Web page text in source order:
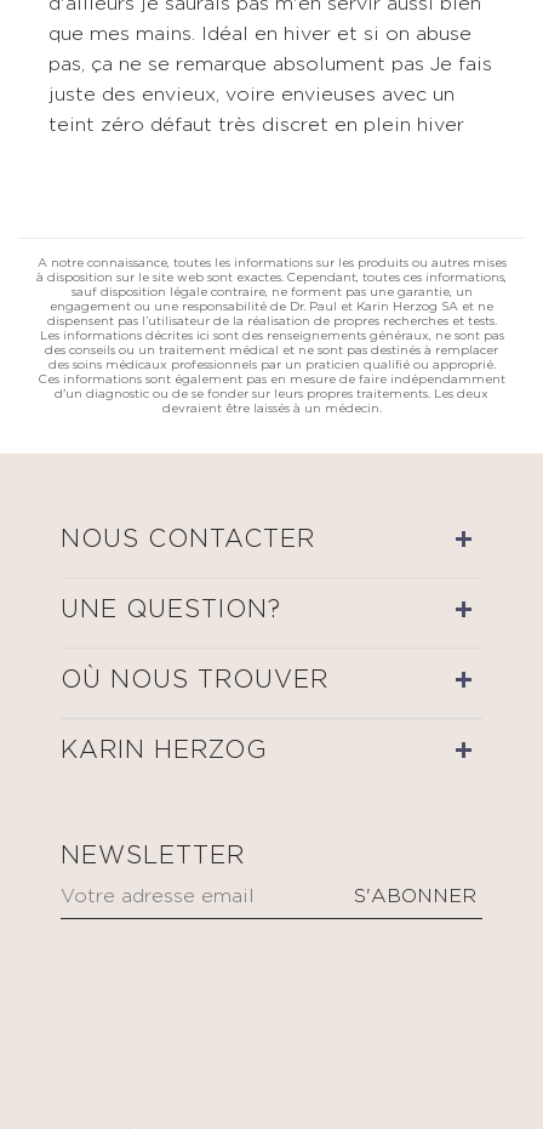
d'ailleurs je saurais pas m'en servir aussi bien
que mes mains. Idéal en hiver et si on abuse
pas, ça ne se remarque absolument pas Je fais
juste des envieux, voire envieuses avec un
teint zéro défaut très discret en plein hiver
A notre connaissance, toutes les informations sur les produits ou autres mises
à disposition sur le site web sont exactes. Cependant, toutes ces informations,
sauf disposition légale contraire, ne forment pas une garantie, un
engagement ou une responsabilité de Dr. Paul et Karin Herzog SA et ne
dispensent pas l’utilisateur de la réalisation de propres recherches et tests.
Les informations décrites ici sont des renseignements généraux, ne sont pas
des conseils ou un traitement médical et ne sont pas destinés à remplacer
des soins médicaux professionnels par un praticien qualifié ou approprié.
Ces informations sont également pas en mesure de faire indépendamment
d'un diagnostic ou de se fonder sur leurs propres traitements. Les deux
devraient être laissés à un médecin.
NOUS CONTACTER
UNE QUESTION?
OÙ NOUS TROUVER
KARIN HERZOG
NEWSLETTER